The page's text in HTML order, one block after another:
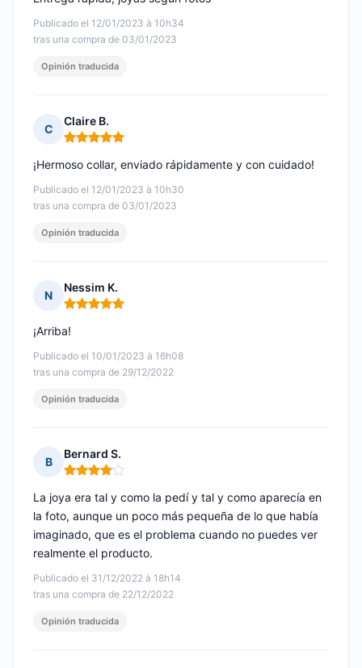
Publicado el 12/01/2023 à 10h34
tras una compra de 03/01/2023
Opinión traducida
C
Claire B.
Nota: 5 de 5
Publicado el 12/01/2023 à 10h30
tras una compra de 03/01/2023
¡Hermoso collar, enviado rápidamente y con cuidado!
Opinión traducida
N
Nessim K.
Nota: 5 de 5
Publicado el 10/01/2023 à 16h08
tras una compra de 29/12/2022
¡Arriba!
Opinión traducida
B
Bernard S.
Nota: 4 de 5
Publicado el 31/12/2022 à 18h14
tras una compra de 22/12/2022
La joya era tal y como la pedí y tal y como aparecía en
la foto, aunque un poco más pequeña de lo que había
imaginado, que es el problema cuando no puedes ver
realmente el producto.
Opinión traducida